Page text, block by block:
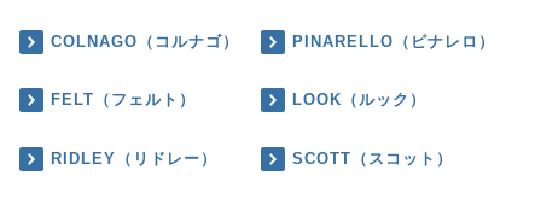
COLNAGO（コルナゴ） PINARELLO（ピナレロ）
FELT（フェルト） LOOK（ルック）
RIDLEY（リドレー） SCOTT（スコット）